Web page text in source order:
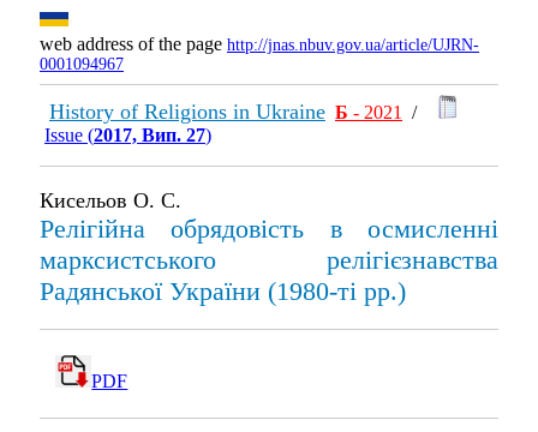
web address of the page http://jnas.nbuv.gov.ua/article/UJRN-
0001094967
History of Religions in Ukraine Б - 2021
/
Issue (2017, Вип. 27)
Кисельов О. С.
Релігійна обрядовість в осмисленні
марксистського релігієзнавства
Радянської України (1980-ті рр.)
PDF